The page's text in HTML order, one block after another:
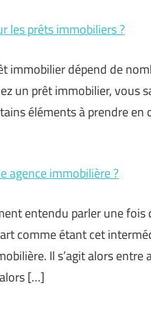
les prêts immobiliers ?
immobilier dépend de
un prêt immobilier, vous
éléments à prendre en
agence immobilière ?
entendu parler une
comme étant cet
Il s’agit alors
[…]